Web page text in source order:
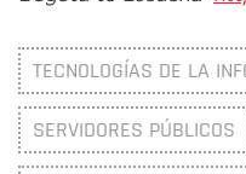
TECNOLOGÍAS DE LA
SERVIDORES PÚBLICOS